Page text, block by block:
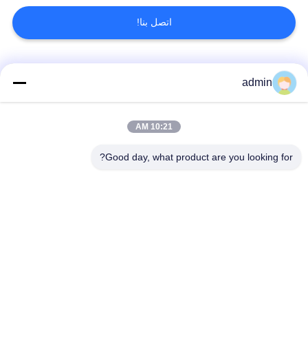
اتصل بنا!
فئات شعبية
admin
10:21 AM
Good day, what product are you looking for?